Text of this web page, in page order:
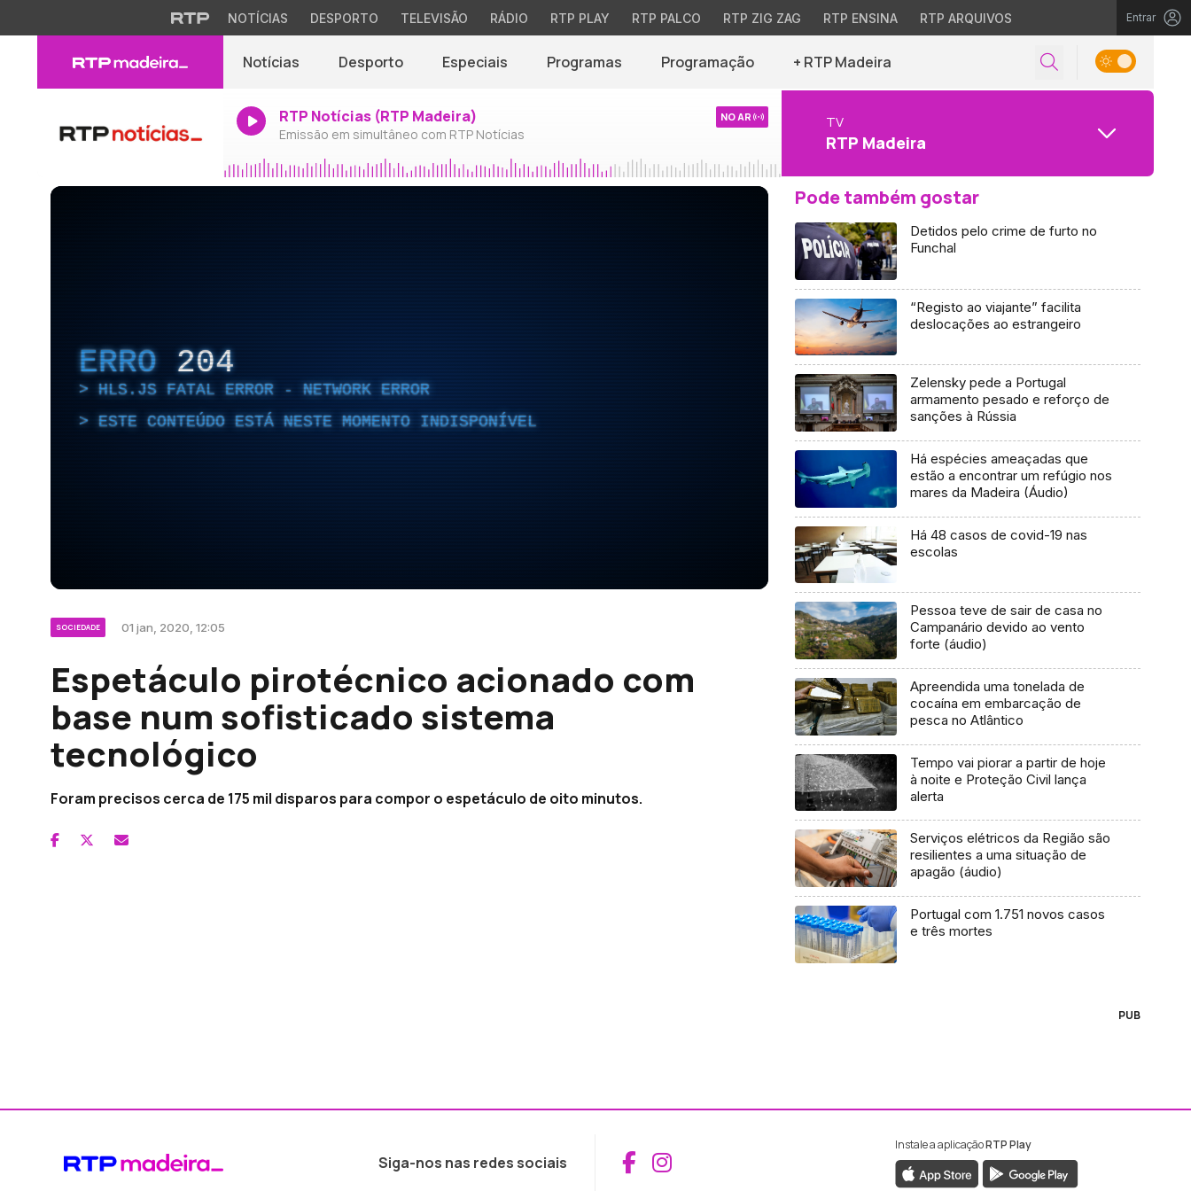
NOTÍCIAS DESPORTO TELEVISÃO RÁDIO RTP PLAY RTP PALCO RTP ZIG ZAG RTP ENSINA RTP ARQUIVOS Entrar
Notícias Desporto Especiais Programas Programação + RTP Madeira
RTP Notícias (RTP Madeira)
Emissão em simultâneo com RTP Notícias
NO AR TV
RTP Madeira
ERRO 204
HLS.JS FATAL ERROR - NETWORK ERROR
ESTE CONTEÚDO ESTÁ NESTE MOMENTO INDISPONÍVEL
SOCIEDADE 01 jan, 2020, 12:05
Espetáculo pirotécnico acionado com
base num sofisticado sistema
tecnológico
Foram precisos cerca de 175 mil disparos para compor o espetáculo de oito minutos.
Pode também gostar
Detidos pelo crime de furto no
Funchal
“Registo ao viajante” facilita
deslocações ao estrangeiro
Zelensky pede a Portugal
armamento pesado e reforço de
sanções à Rússia
Há espécies ameaçadas que
estão a encontrar um refúgio nos
mares da Madeira (Áudio)
Há 48 casos de covid-19 nas
escolas
Pessoa teve de sair de casa no
Campanário devido ao vento
forte (áudio)
Apreendida uma tonelada de
cocaína em embarcação de
pesca no Atlântico
Tempo vai piorar a partir de hoje
à noite e Proteção Civil lança
alerta
Serviços elétricos da Região são
resilientes a uma situação de
apagão (áudio)
Portugal com 1.751 novos casos
e três mortes
PUB
Siga-nos nas redes sociais Aceder ao Facebook da RTP Madeira
Aceder ao Instagram da RTP Madeira
Instale a aplicaçãoRTP Play